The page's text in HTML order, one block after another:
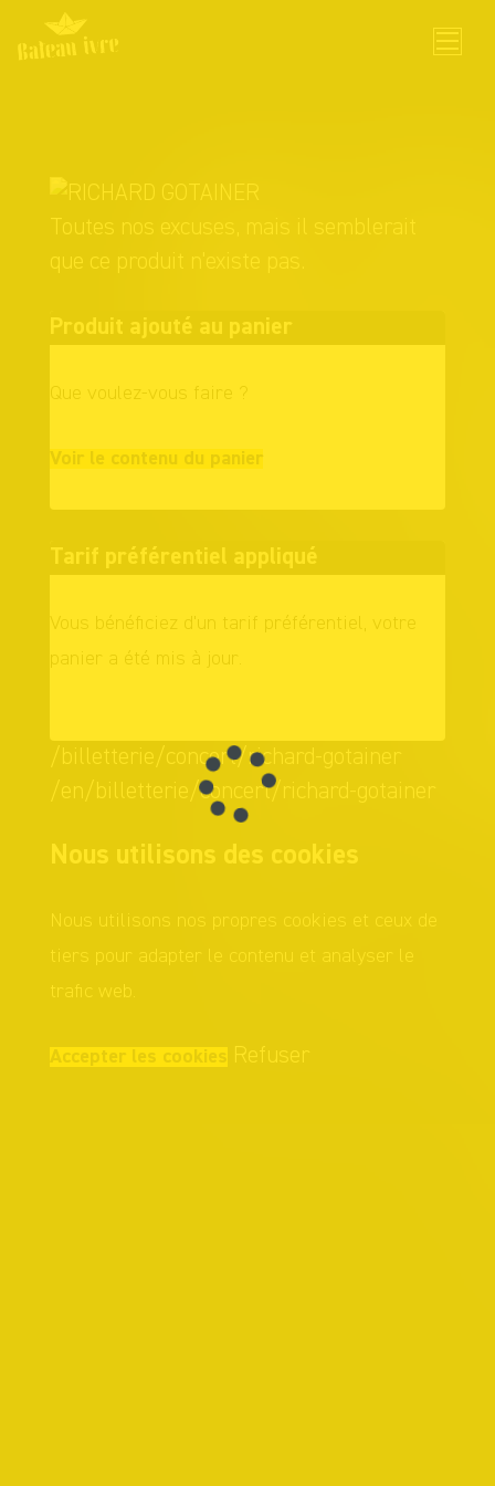
content
Toutes nos excuses, mais il semblerait
que ce produit n'existe pas.
Produit ajouté au panier
Que voulez-vous faire ?
Voir le contenu du panier
Tarif préférentiel appliqué
Vous bénéficiez d'un tarif préférentiel, votre
panier a été mis à jour.
/billetterie/concert/richard-gotainer
/en/billetterie/concert/richard-gotainer
Nous utilisons des cookies
Nous utilisons nos propres cookies et ceux de
tiers pour adapter le contenu et analyser le
trafic web.
Accepter les cookies Refuser